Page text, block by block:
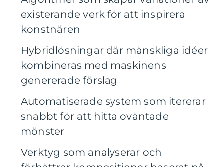
existerande verk för att inspirera
konstnären
Hybridlösningar där mänskliga idéer
kombineras med maskinens
genererade förslag
Automatiserade system som itererar
snabbt för att hitta oväntade
mönster
Verktyg som analyserar och